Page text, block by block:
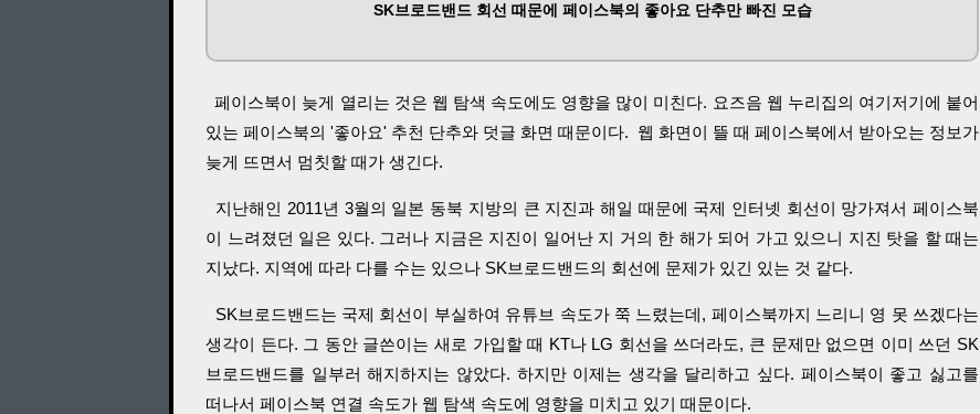
SK브로드밴드 회선 때문에 페이스북의 좋아요 단추만 빠진 모습
페이스북이 늦게 열리는 것은 웹 탐색 속도에도 영향을 많이 미친다. 요즈음 웹 누리집의 여기저기에 붙어
있는 페이스북의 '좋아요' 추천 단추와 덧글 화면 때문이다. 웹 화면이 뜰 때 페이스북에서 받아오는 정보가
늦게 뜨면서 멈칫할 때가 생긴다.
지난해인 2011년 3월의 일본 동북 지방의 큰 지진과 해일 때문에 국제 인터넷 회선이 망가져서 페이스북
이 느려졌던 일은 있다. 그러나 지금은 지진이 일어난 지 거의 한 해가 되어 가고 있으니 지진 탓을 할 때는
지났다. 지역에 따라 다를 수는 있으나 SK브로드밴드의 회선에 문제가 있긴 있는 것 같다.
SK브로드밴드는 국제 회선이 부실하여 유튜브 속도가 쭉 느렸는데, 페이스북까지 느리니 영 못 쓰겠다는
생각이 든다. 그 동안 글쓴이는 새로 가입할 때 KT나 LG 회선을 쓰더라도, 큰 문제만 없으면 이미 쓰던 SK
브로드밴드를 일부러 해지하지는 않았다. 하지만 이제는 생각을 달리하고 싶다. 페이스북이 좋고 싫고를
떠나서 페이스북 연결 속도가 웹 탐색 속도에 영향을 미치고 있기 때문이다.